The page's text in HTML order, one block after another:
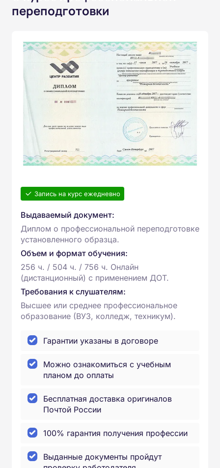
переподготовки
Запись на курс ежедневно
Выдаваемый документ:
Диплом о профессиональной переподготовке
установленного образца.
Объем и формат обучения:
256 ч. / 504 ч. / 756 ч. Онлайн
(дистанционный) с применением ДОТ.
Требования к слушателям:
Высшее или среднее профессиональное
образование (ВУЗ, колледж, техникум).
Гарантии указаны в договоре
Можно ознакомиться с учебным
планом до оплаты
Бесплатная доставка оригиналов
Почтой России
100% гарантия получения профессии
Выданные документы пройдут